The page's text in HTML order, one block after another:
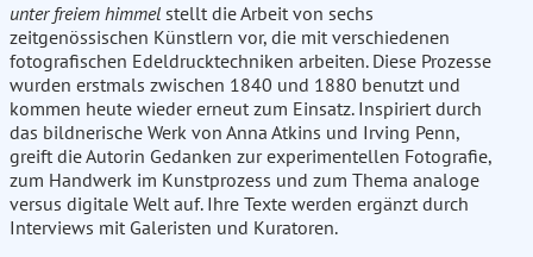
unter freiem himmel stellt die Arbeit von sechs
zeitgenössischen Künstlern vor, die mit verschiedenen
fotografischen Edeldrucktechniken arbeiten. Diese Prozesse
wurden erstmals zwischen 1840 und 1880 benutzt und
kommen heute wieder erneut zum Einsatz. Inspiriert durch
das bildnerische Werk von Anna Atkins und Irving Penn,
greift die Autorin Gedanken zur experimentellen Fotografie,
zum Handwerk im Kunstprozess und zum Thema analoge
versus digitale Welt auf. Ihre Texte werden ergänzt durch
Interviews mit Galeristen und Kuratoren.